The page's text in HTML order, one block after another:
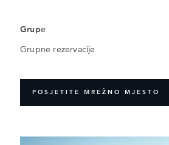
Grupe
Grupne rezervacije
POSJETITE MREŽNO MJESTO